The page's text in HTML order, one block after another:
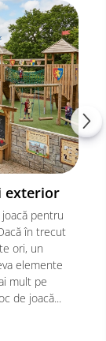
exterior
pentru
în trecut
ori, un
elemente
mult pe
de joacă...